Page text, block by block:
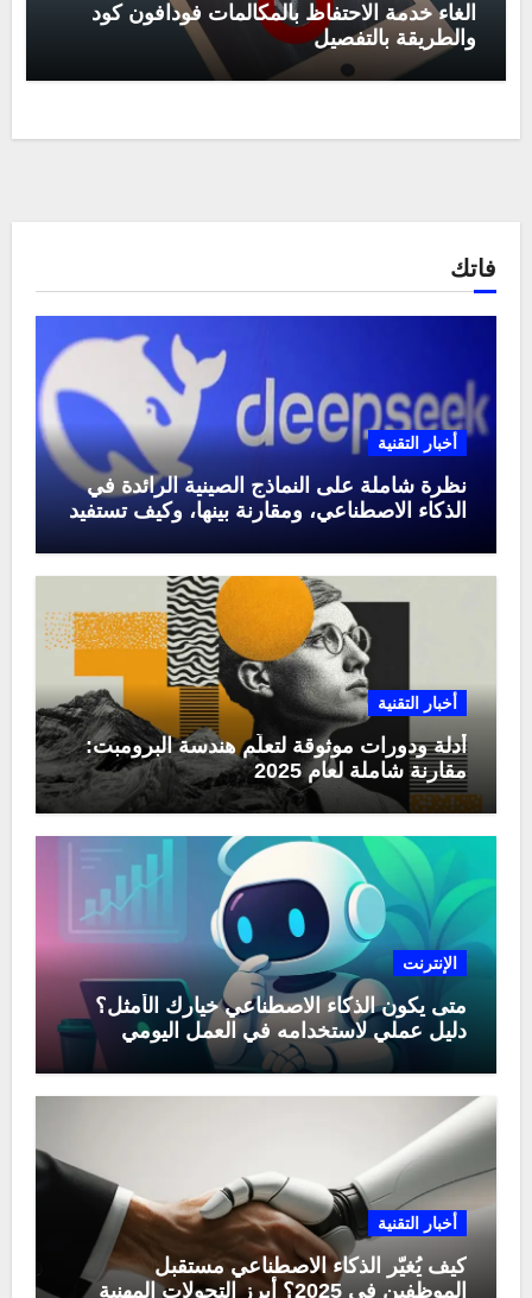
الغاء خدمة الاحتفاظ بالمكالمات فودافون كود
والطريقة بالتفصيل
فاتك
أخبار التقنية
نظرة شاملة على النماذج الصينية الرائدة في
الذكاء الاصطناعي، ومقارنة بينها، وكيف تستفيد
أخبار التقنية
أدلة ودورات موثوقة لتعلّم هندسة البرومبت:
مقارنة شاملة لعام 2025
الإنترنت
متى يكون الذكاء الاصطناعي خيارك الأمثل؟
دليل عملي لاستخدامه في العمل اليومي
أخبار التقنية
كيف يُغيّر الذكاء الاصطناعي مستقبل
الموظفين في 2025؟ أبرز التحولات المهنية